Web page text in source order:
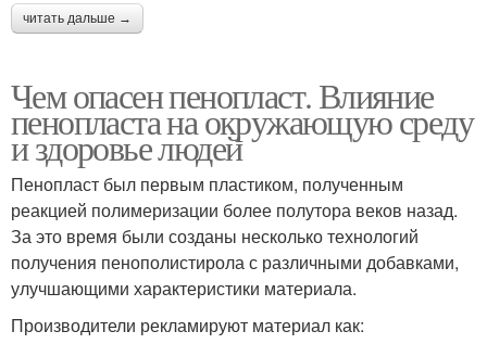
читать дальше →
Чем опасен пенопласт. Влияние
пенопласта на окружающую среду
и здоровье людей
Пенопласт был первым пластиком, полученным
реакцией полимеризации более полутора веков назад.
За это время были созданы несколько технологий
получения пенополистирола с различными добавками,
улучшающими характеристики материала.
Производители рекламируют материал как: